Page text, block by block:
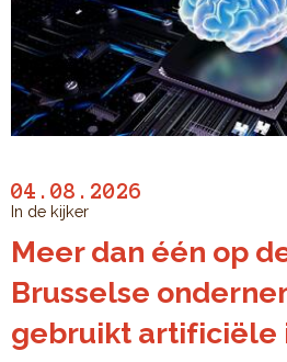
04.08.2026
In de kijker
Meer dan één op
Brusselse
gebruikt